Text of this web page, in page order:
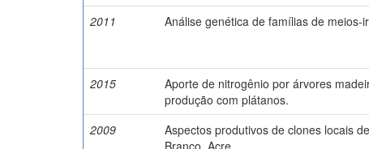
2011 Análise genética de famílias de meios-
2015
Aporte de nitrogênio por árvores
produção com plátanos.
2009
Aspectos produtivos de clones locais
Branco, Acre.